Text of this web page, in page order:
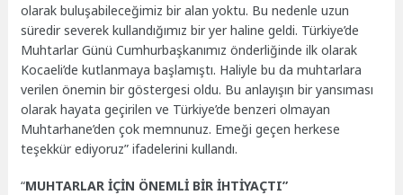
olarak buluşabileceğimiz bir alan yoktu. Bu nedenle uzun
süredir severek kullandığımız bir yer haline geldi. Türkiye’de
Muhtarlar Günü Cumhurbaşkanımız önderliğinde ilk olarak
Kocaeli’de kutlanmaya başlamıştı. Haliyle bu da muhtarlara
verilen önemin bir göstergesi oldu. Bu anlayışın bir yansıması
olarak hayata geçirilen ve Türkiye’de benzeri olmayan
Muhtarhane’den çok memnunuz. Emeği geçen herkese
teşekkür ediyoruz” ifadelerini kullandı.
“MUHTARLAR İÇİN ÖNEMLİ BİR İHTİYAÇTI”